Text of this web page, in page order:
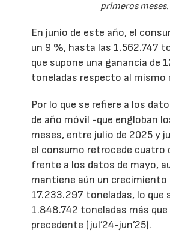
primeros meses.
En junio de este año, el
un 9 %, hasta las 1.562.747
que supone una ganancia de
toneladas respecto al mismo
Por lo que se refiere a los
de año móvil -que engloban
meses, entre julio de 2025 y
el consumo retrocede cuatro
frente a los datos de mayo,
mantiene aún un crecimiento
17.233.297 toneladas, lo que
1.848.742 toneladas más que
precedente (jul’24-jun’25).